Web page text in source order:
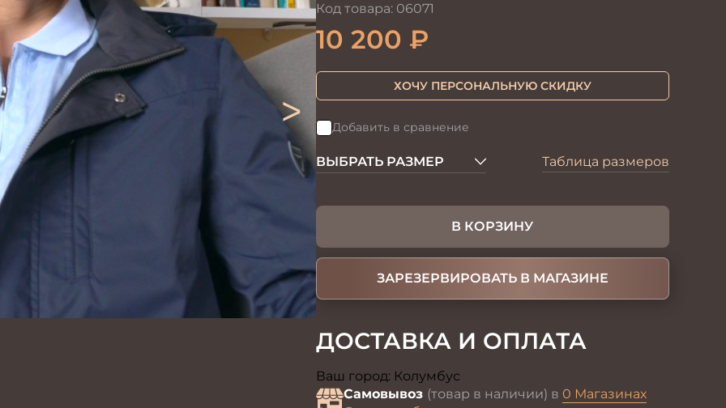
>
Код товара: 06071
10 200 ₽
ХОЧУ ПЕРСОНАЛЬНУЮ СКИДКУ
Добавить в сравнение
ВЫБРАТЬ РАЗМЕР Таблица размеров
В КОРЗИНУ
ЗАРЕЗЕРВИРОВАТЬ В МАГАЗИНЕ
ДОСТАВКА И ОПЛАТА
Ваш город: Колумбус
Самовывоз (товар в наличии) в 0 Магазинах